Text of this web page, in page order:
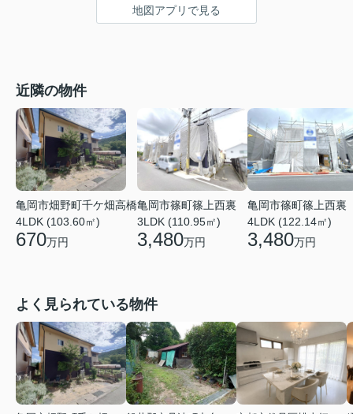
地図アプリで見る
近隣の物件
亀岡市畑野町千ケ畑高橋
4LDK (103.60㎡)
670万円
亀岡市篠町篠上西裏
3LDK (110.95㎡)
3,480万円
亀岡市篠町篠上西裏
4LDK (122.14㎡)
3,480万円
よく見られている物件